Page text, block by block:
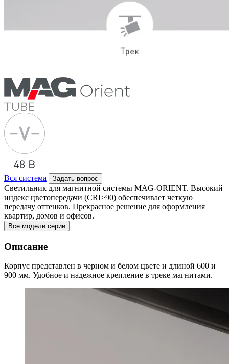
Вся система Задать вопрос
Светильник для магнитной системы MAG-ORIENT. Высокий
индекс цветопередачи (CRI>90) обеспечивает четкую
передачу оттенков. Прекрасное решение для оформления
квартир, домов и офисов.
Все модели серии
Описание
Корпус представлен в черном и белом цвете и длиной 600 и
900 мм. Удобное и надежное крепление в треке магнитами.